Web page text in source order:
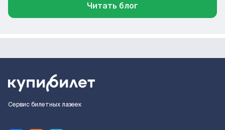
Читать блог
Сервис билетных лазеек